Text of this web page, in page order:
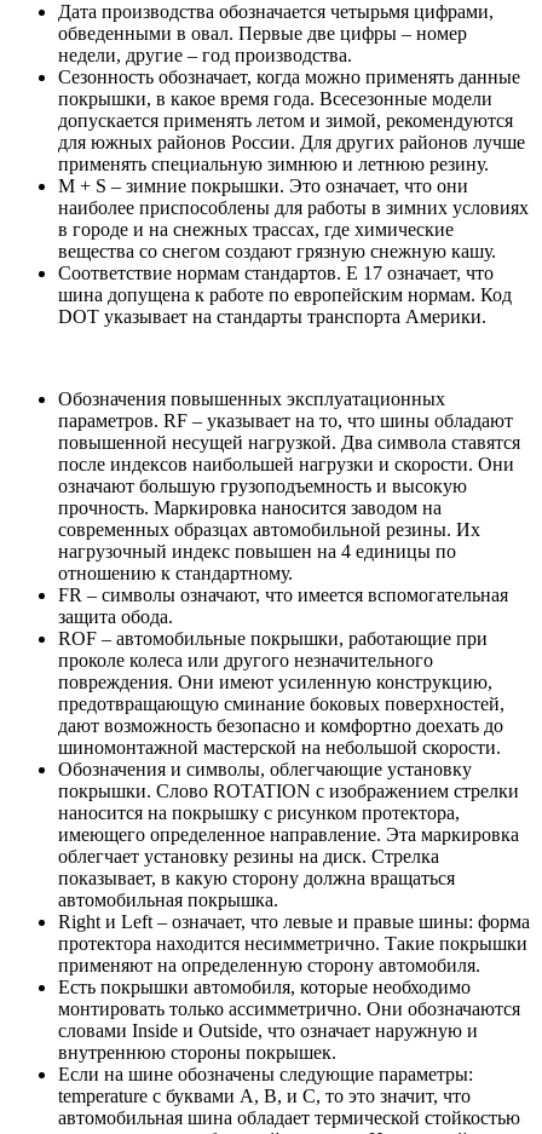
Дата производства обозначается четырьмя цифрами,
обведенными в овал. Первые две цифры – номер
недели, другие – год производства.
Сезонность обозначает, когда можно применять данные
покрышки, в какое время года. Всесезонные модели
допускается применять летом и зимой, рекомендуются
для южных районов России. Для других районов лучше
применять специальную зимнюю и летнюю резину.
М + S – зимние покрышки. Это означает, что они
наиболее приспособлены для работы в зимних условиях
в городе и на снежных трассах, где химические
вещества со снегом создают грязную снежную кашу.
Соответствие нормам стандартов. Е 17 означает, что
шина допущена к работе по европейским нормам. Код
DOT указывает на стандарты транспорта Америки.
Обозначения повышенных эксплуатационных
параметров. RF – указывает на то, что шины обладают
повышенной несущей нагрузкой. Два символа ставятся
после индексов наибольшей нагрузки и скорости. Они
означают большую грузоподъемность и высокую
прочность. Маркировка наносится заводом на
современных образцах автомобильной резины. Их
нагрузочный индекс повышен на 4 единицы по
отношению к стандартному.
FR – символы означают, что имеется вспомогательная
защита обода.
ROF – автомобильные покрышки, работающие при
проколе колеса или другого незначительного
повреждения. Они имеют усиленную конструкцию,
предотвращающую сминание боковых поверхностей,
дают возможность безопасно и комфортно доехать до
шиномонтажной мастерской на небольшой скорости.
Обозначения и символы, облегчающие установку
покрышки. Слово ROTATION с изображением стрелки
наносится на покрышку с рисунком протектора,
имеющего определенное направление. Эта маркировка
облегчает установку резины на диск. Стрелка
показывает, в какую сторону должна вращаться
автомобильная покрышка.
Right и Left – означает, что левые и правые шины: форма
протектора находится несимметрично. Такие покрышки
применяют на определенную сторону автомобиля.
Есть покрышки автомобиля, которые необходимо
монтировать только ассимметрично. Они обозначаются
словами Inside и Outside, что означает наружную и
внутреннюю стороны покрышек.
Если на шине обозначены следующие параметры:
temperature с буквами А, В, и С, то это значит, что
автомобильная шина обладает термической стойкостью